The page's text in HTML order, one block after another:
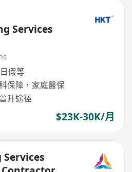
Services
假等
保障，家庭醫保
升途徑
$23K-30K/月